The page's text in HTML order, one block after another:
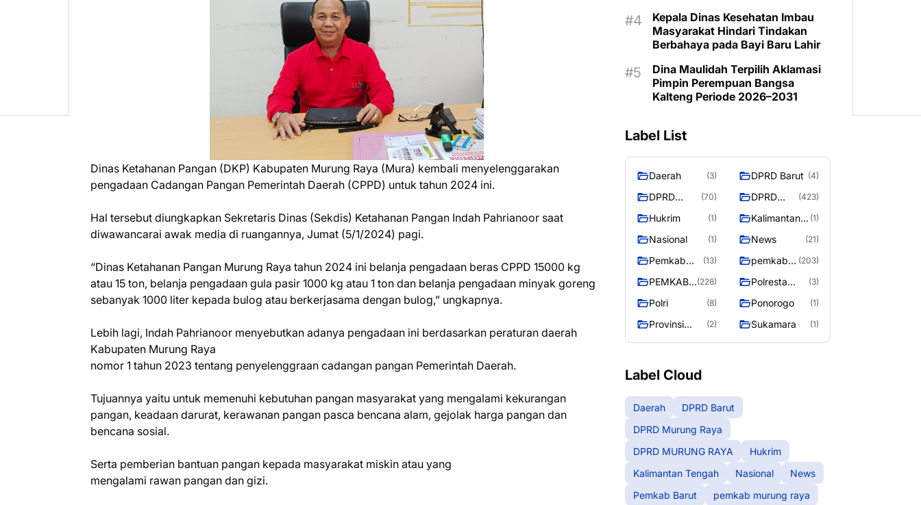
Dinas Ketahanan Pangan (DKP) Kabupaten Murung Raya (Mura) kembali menyelenggarakan
pengadaan Cadangan Pangan Pemerintah Daerah (CPPD) untuk tahun 2024 ini.
Hal tersebut diungkapkan Sekretaris Dinas (Sekdis) Ketahanan Pangan Indah Pahrianoor saat
diwawancarai awak media di ruangannya, Jumat (5/1/2024) pagi.
“Dinas Ketahanan Pangan Murung Raya tahun 2024 ini belanja pengadaan beras CPPD 15000 kg
atau 15 ton, belanja pengadaan gula pasir 1000 kg atau 1 ton dan belanja pengadaan minyak goreng
sebanyak 1000 liter kepada bulog atau berkerjasama dengan bulog,” ungkapnya.
Lebih lagi, Indah Pahrianoor menyebutkan adanya pengadaan ini berdasarkan peraturan daerah
Kabupaten Murung Raya
nomor 1 tahun 2023 tentang penyelenggraan cadangan pangan Pemerintah Daerah.
Tujuannya yaitu untuk memenuhi kebutuhan pangan masyarakat yang mengalami kekurangan
pangan, keadaan darurat, kerawanan pangan pasca bencana alam, gejolak harga pangan dan
bencana sosial.
Serta pemberian bantuan pangan kepada masyarakat miskin atau yang
mengalami rawan pangan dan gizi.
Kepala Dinas Kesehatan Imbau
Masyarakat Hindari Tindakan
Berbahaya pada Bayi Baru Lahir
Dina Maulidah Terpilih Aklamasi
Pimpin Perempuan Bangsa
Kalteng Periode 2026–2031
Label List
Daerah (3) DPRD Barut (4)
DPRD
Raya
(70)
DPRD
RAYA
(423)
Hukrim (1)
Kalimantan
(1)
Nasional (1) News (21)
Pemkab
(13)
pemkab
raya
(203)
PEMKAB
RAYA
(228)
Polresta
Raya
(3)
Polri (8) Ponorogo (1)
Provinsi
(2) Sukamara (1)
Label Cloud
Daerah
DPRD Barut
DPRD Murung Raya
DPRD MURUNG RAYA
Hukrim
Kalimantan Tengah
Nasional
News
Pemkab Barut
pemkab murung raya